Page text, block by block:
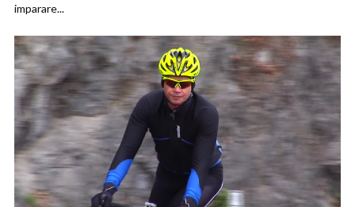
imparare...